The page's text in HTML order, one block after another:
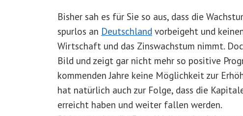
Bisher sah es für Sie so aus, dass die
spurlos an Deutschland vorbeigeht und
Wirtschaft und das Zinswachstum nimmt.
Bild und zeigt gar nicht mehr so positive
kommenden Jahre keine Möglichkeit zur
hat natürlich auch zur Folge, dass die
erreicht haben und weiter fallen werden.